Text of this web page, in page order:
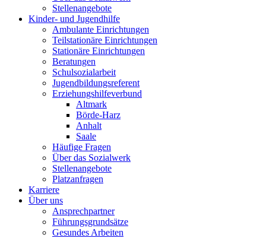
Stellenangebote
Kinder- und Jugendhilfe
Ambulante Einrichtungen
Teilstationäre Einrichtungen
Stationäre Einrichtungen
Beratungen
Schulsozialarbeit
Jugendbildungsreferent
Erziehungshilfeverbund
Altmark
Börde-Harz
Anhalt
Saale
Häufige Fragen
Über das Sozialwerk
Stellenangebote
Platzanfragen
Karriere
Über uns
Ansprechpartner
Führungsgrundsätze
Gesundes Arbeiten